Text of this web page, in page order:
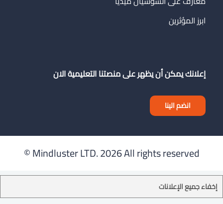
ابرز المؤثرين
إعلانك يمكن أن يظهر على منصتنا التعليمية الان
انضم الينا
Mindluster LTD.2026 All rights reserved ©
إخفاء جميع الإعلانات